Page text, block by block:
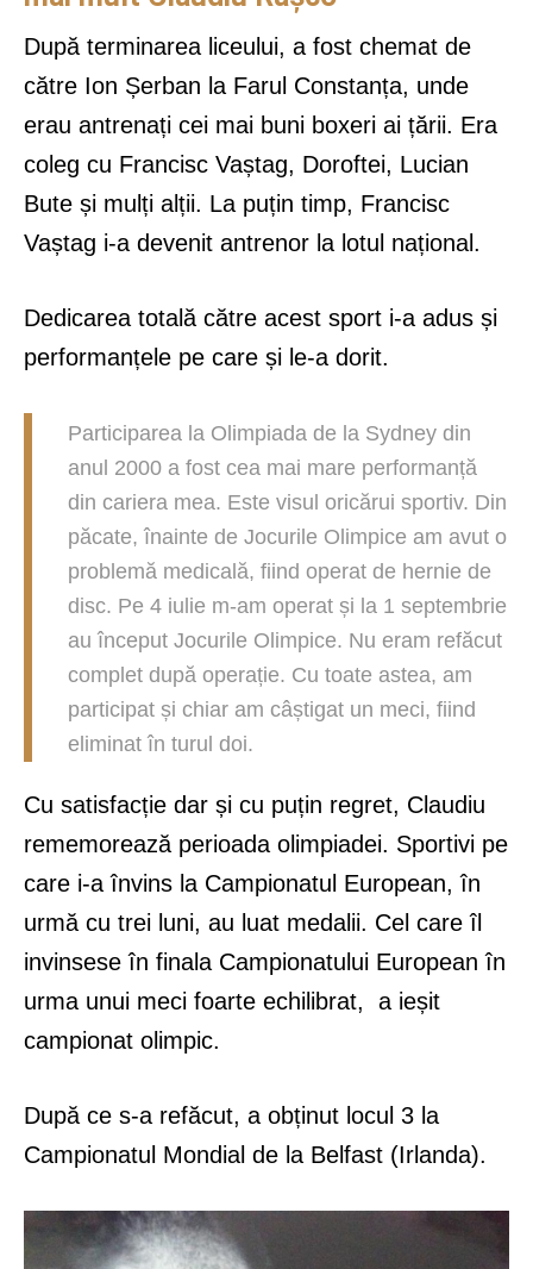
După terminarea liceului, a fost chemat de
către Ion Șerban la Farul Constanța, unde
erau antrenați cei mai buni boxeri ai țării. Era
coleg cu Francisc Vaștag, Doroftei, Lucian
Bute și mulți alții. La puțin timp, Francisc
Vaștag i-a devenit antrenor la lotul național.
Dedicarea totală către acest sport i-a adus și
performanțele pe care și le-a dorit.
Participarea la Olimpiada de la Sydney din
anul 2000 a fost cea mai mare performanță
din cariera mea. Este visul oricărui sportiv. Din
păcate, înainte de Jocurile Olimpice am avut o
problemă medicală, fiind operat de hernie de
disc. Pe 4 iulie m-am operat și la 1 septembrie
au început Jocurile Olimpice. Nu eram refăcut
complet după operație. Cu toate astea, am
participat și chiar am câștigat un meci, fiind
eliminat în turul doi.
Cu satisfacție dar și cu puțin regret, Claudiu
rememorează perioada olimpiadei. Sportivi pe
care i-a învins la Campionatul European, în
urmă cu trei luni, au luat medalii. Cel care îl
invinsese în finala Campionatului European în
urma unui meci foarte echilibrat, a ieșit
campionat olimpic.
După ce s-a refăcut, a obținut locul 3 la
Campionatul Mondial de la Belfast (Irlanda).